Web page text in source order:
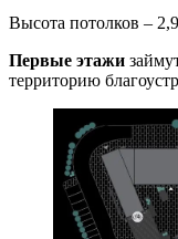
Высота потолков –
Первые этажи
территорию